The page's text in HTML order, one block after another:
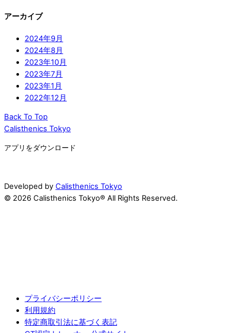
アーカイブ
2024年9月
2024年8月
2023年10月
2023年7月
2023年1月
2022年12月
Back To Top
Calisthenics Tokyo
アプリをダウンロード
Developed by Calisthenics Tokyo
© 2026 Calisthenics Tokyo® All Rights Reserved.
プライバシーポリシー
利用規約
特定商取引法に基づく表記